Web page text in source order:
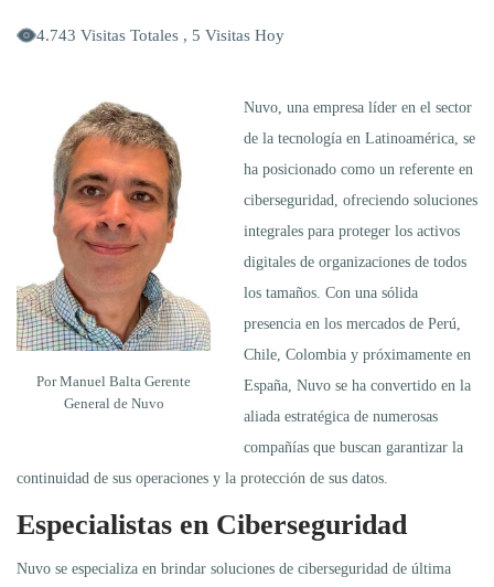
4.743 Visitas Totales , 5 Visitas Hoy
Por Manuel Balta Gerente
General de Nuvo
Nuvo, una empresa líder en el sector
de la tecnología en Latinoamérica, se
ha posicionado como un referente en
ciberseguridad, ofreciendo soluciones
integrales para proteger los activos
digitales de organizaciones de todos
los tamaños. Con una sólida
presencia en los mercados de Perú,
Chile, Colombia y próximamente en
España, Nuvo se ha convertido en la
aliada estratégica de numerosas
compañías que buscan garantizar la
continuidad de sus operaciones y la protección de sus datos.
Especialistas en Ciberseguridad
Nuvo se especializa en brindar soluciones de ciberseguridad de última